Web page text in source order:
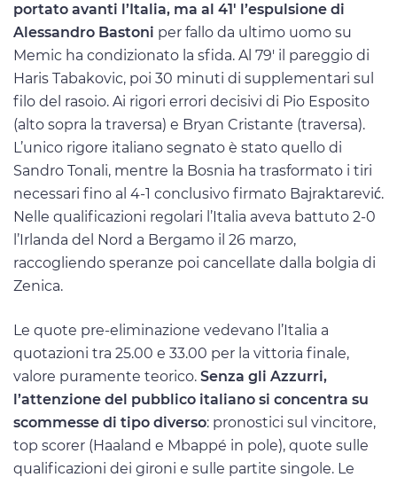
portato avanti l’Italia, ma al 41′ l’espulsione di
Alessandro Bastoni per fallo da ultimo uomo su
Memic ha condizionato la sfida. Al 79′ il pareggio di
Haris Tabakovic, poi 30 minuti di supplementari sul
filo del rasoio. Ai rigori errori decisivi di Pio Esposito
(alto sopra la traversa) e Bryan Cristante (traversa).
L’unico rigore italiano segnato è stato quello di
Sandro Tonali, mentre la Bosnia ha trasformato i tiri
necessari fino al 4-1 conclusivo firmato Bajraktarević.
Nelle qualificazioni regolari l’Italia aveva battuto 2-0
l’Irlanda del Nord a Bergamo il 26 marzo,
raccogliendo speranze poi cancellate dalla bolgia di
Zenica.
Le quote pre-eliminazione vedevano l’Italia a
quotazioni tra 25.00 e 33.00 per la vittoria finale,
valore puramente teorico. Senza gli Azzurri,
l’attenzione del pubblico italiano si concentra su
scommesse di tipo diverso: pronostici sul vincitore,
top scorer (Haaland e Mbappé in pole), quote sulle
qualificazioni dei gironi e sulle partite singole. Le